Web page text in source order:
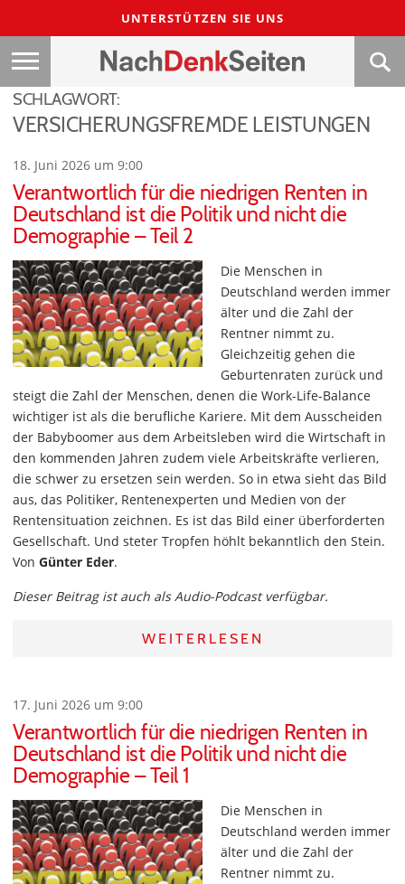
UNTERSTÜTZEN SIE UNS
SCHLAGWORT:
VERSICHERUNGSFREMDE LEISTUNGEN
18. Juni 2026 um 9:00
Verantwortlich für die niedrigen Renten in
Deutschland ist die Politik und nicht die
Demographie – Teil 2
Die Menschen in
Deutschland werden immer
älter und die Zahl der
Rentner nimmt zu.
Gleichzeitig gehen die
Geburtenraten zurück und
steigt die Zahl der Menschen, denen die Work-Life-Balance
wichtiger ist als die berufliche Kariere. Mit dem Ausscheiden
der Babyboomer aus dem Arbeitsleben wird die Wirtschaft in
den kommenden Jahren zudem viele Arbeitskräfte verlieren,
die schwer zu ersetzen sein werden. So in etwa sieht das Bild
aus, das Politiker, Rentenexperten und Medien von der
Rentensituation zeichnen. Es ist das Bild einer überforderten
Gesellschaft. Und steter Tropfen höhlt bekanntlich den Stein.
Von Günter Eder.
Dieser Beitrag ist auch als Audio-Podcast verfügbar.
WEITERLESEN
17. Juni 2026 um 9:00
Verantwortlich für die niedrigen Renten in
Deutschland ist die Politik und nicht die
Demographie – Teil 1
Die Menschen in
Deutschland werden immer
älter und die Zahl der
Rentner nimmt zu.